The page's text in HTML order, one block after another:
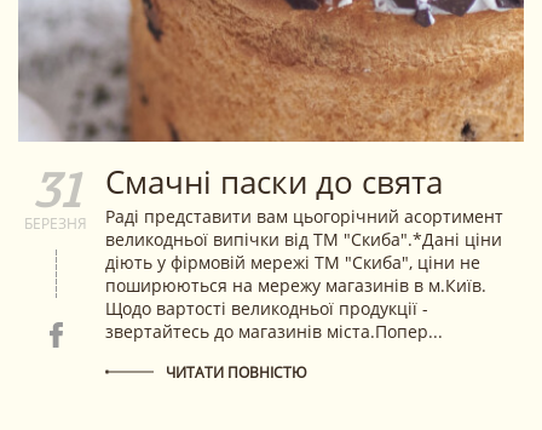
31
БЕРЕЗНЯ
Смачні паски до свята
Раді представити вам цьогорічний асортимент
великодньої випічки від ТМ "Скиба".*Дані ціни
діють у фірмовій мережі ТМ "Скиба", ціни не
поширюються на мережу магазинів в м.Київ.
Щодо вартості великодньої продукції -
звертайтесь до магазинів міста.Попер...
ЧИТАТИ ПОВНІСТЮ